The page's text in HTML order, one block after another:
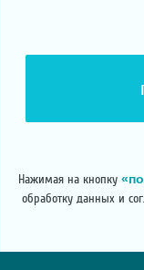
Нажимая на кнопку
обработку данных и